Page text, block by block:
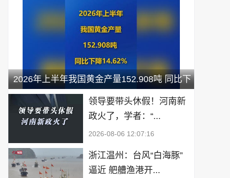
2026年上半年我国黄金产量152.908吨 同比下
降14.62%
领导要带头休假！河南新
政火了，学者：“...
2026-08-06 12:07:16
浙江温州：台风“白海豚”
逼近 舥艚渔港开...